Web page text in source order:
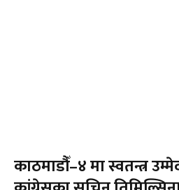
काठमाडौँ–४ मा स्वतन्त्र